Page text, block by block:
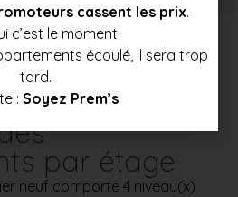
par étage
neuf comporte 4 niveau(x)
cassent les prix.
c’est le moment.
écoulé, il sera trop
tard.
: Soyez Prem’s